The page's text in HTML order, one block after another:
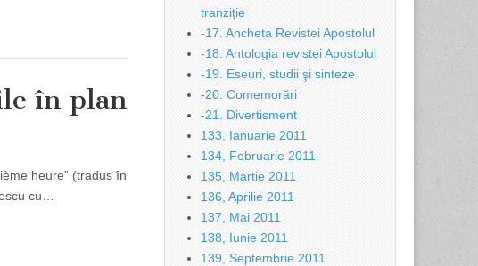
în plan
heure” (tradus în
cu…
tranziţie
-17. Ancheta Revistei Apostolul
-18. Antologia revistei Apostolul
-19. Eseuri, studii şi sinteze
-20. Comemorări
-21. Divertisment
133, Ianuarie 2011
134, Februarie 2011
135, Martie 2011
136, Aprilie 2011
137, Mai 2011
138, Iunie 2011
139, Septembrie 2011